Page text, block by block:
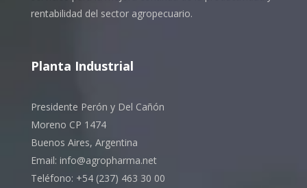
rentabilidad del sector agropecuario.
Planta Industrial
Presidente Perón y Del Cañón
Moreno CP 1474
Buenos Aires, Argentina
Email: info@agropharma.net
Teléfono: +54 (237) 463 30 00